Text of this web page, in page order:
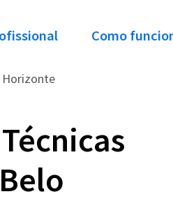
Como
Horizonte